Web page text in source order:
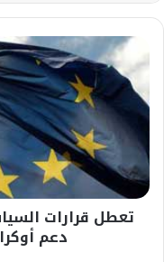
تعطل
قرارات
السياسة
الخارجية
وسط
خلافات
حول
دعم
أوكرانيا
والشرق
تعطل قرارات
دعم